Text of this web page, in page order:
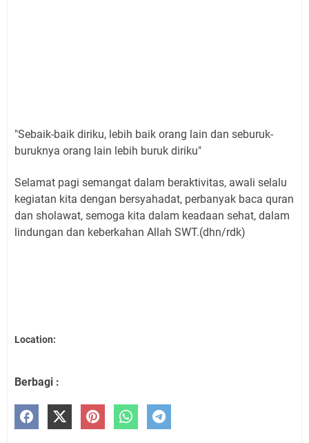
"Sebaik-baik diriku, lebih baik orang lain dan seburuk-
buruknya orang lain lebih buruk diriku"
Selamat pagi semangat dalam beraktivitas, awali selalu
kegiatan kita dengan bersyahadat, perbanyak baca quran
dan sholawat, semoga kita dalam keadaan sehat, dalam
lindungan dan keberkahan Allah SWT.(dhn/rdk)
Location:
Berbagi :